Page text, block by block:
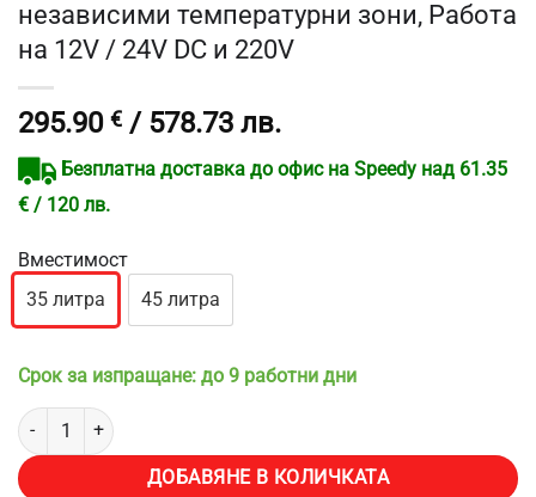
независими температурни зони, Работа
на 12V / 24V DC и 220V
295.90 € / 578.73 лв.
Безплатна доставка до офис на Speedy над 61.35
€ / 120 лв.
Вместимост
35 литра
45 литра
Срок за изпращане: до 9 работни дни
количество за Хладилник за кола с компресор VEVOR EA35-D,
ДОБАВЯНЕ В КОЛИЧКАТА